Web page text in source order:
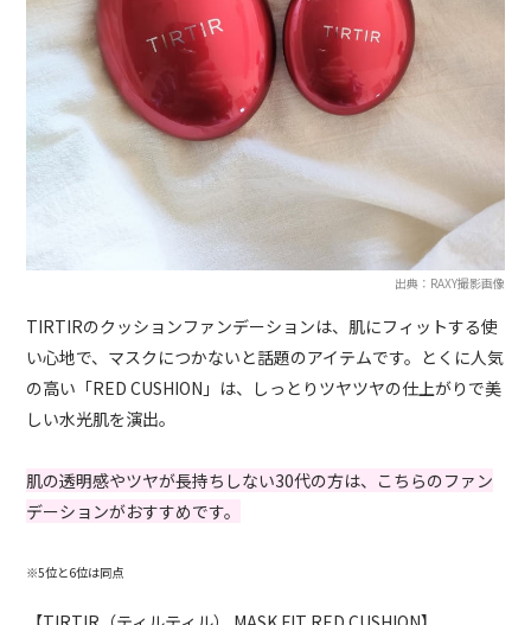
出典：RAXY撮影画像
TIRTIRのクッションファンデーションは、肌にフィットする使
い心地で、マスクにつかないと話題のアイテムです。とくに人気
の高い「RED CUSHION」は、しっとりツヤツヤの仕上がりで美
しい水光肌を演出。
肌の透明感やツヤが長持ちしない30代の方は、こちらのファン
デーションがおすすめです。
※5位と6位は同点